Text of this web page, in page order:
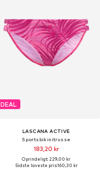
DEAL
LASCANA ACTIVE
Sportsbikinitrusse
183,20 kr
Oprindeligt: 229,00 kr
Sidste laveste pris:160,30 kr